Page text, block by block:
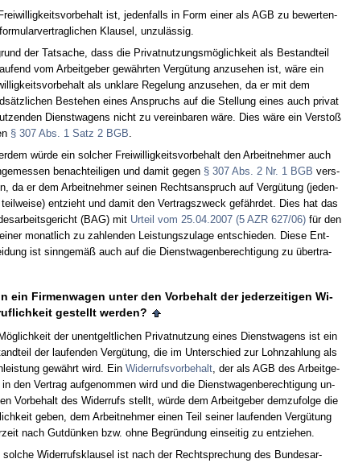
ist, je­den­falls in Form ei­ner als AGB zu be­wer­ten­
Klau­sel, un­zulässig.
der Tat­sa­che, dass die Pri­vat­nut­zungsmöglich­keit als Be­stand­teil
vom Ar­beit­ge­ber gewähr­ten Vergütung an­zu­se­hen ist, wäre ein
als un­kla­re Re­ge­lung an­zu­se­hen, da er mit dem
Be­ste­hen ei­nes An­spruchs auf die Stel­lung ei­nes auch pri­vat
Dienst­wa­gens nicht zu ver­ein­ba­ren wäre. Dies wäre ein Ver­s­toß
§ 307 Abs. 1 Satz 2 BGB
würde ein sol­cher Frei­wil­lig­keits­vor­be­halt den Ar­beit­neh­mer auch
be­nach­tei­li­gen und da­mit ge­gen § 307 Abs. 2 Nr. 1 BGB ver­s­
da er dem Ar­beit­neh­mer sei­nen Rechts­an­spruch auf Vergütung (je­den­
ent­zieht und da­mit den Ver­trags­zweck gefähr­det. Dies hat das
(BAG) mit Ur­teil vom 25.04.2007 (5 AZR 627/06)für den
mo­nat­lich zu zah­len­den Leis­tungs­zu­la­ge ent­schie­den. Die­se Ent­
ist sinn­gemäß auch auf die Dienst­wa­gen­be­rech­ti­gung zu über­tra­
ein Fir­men­wa­gen un­ter den Vor­be­halt der je­der­zei­ti­gen Wi­
ge­stellt wer­den?
der un­ent­gelt­li­chen Pri­vat­nut­zung ei­nes Dienst­wa­gens ist ein
der lau­fen­den Vergütung, die im Un­ter­schied zur Lohn­zah­lung als
gewährt wird. Ein Wi­der­rufs­vor­be­halt, der als AGB des Ar­beit­ge­
in den Ver­trag auf­ge­nom­men wird und die Dienst­wa­gen­be­rech­ti­gung un­
Vor­be­halt des Wi­der­rufs stellt, würde dem Ar­beit­ge­ber dem­zu­fol­ge die
ge­ben, dem Ar­beit­neh­mer ei­nen Teil sei­ner lau­fen­den Vergütung
nach Gutdünken bzw. oh­ne Be­gründung ein­sei­tig zu ent­zie­hen.
sol­che Wi­der­rufs­klau­sel ist nach der Recht­spre­chung des Bun­des­ar­